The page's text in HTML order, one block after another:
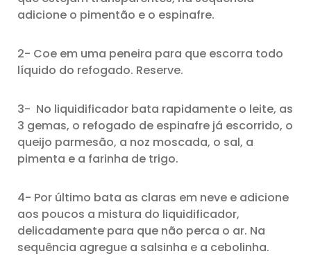
adicione o pimentão e o espinafre.
2- Coe em uma peneira para que escorra todo
líquido do refogado. Reserve.
3- No liquidificador bata rapidamente o leite, as
3 gemas, o refogado de espinafre já escorrido, o
queijo parmesão, a noz moscada, o sal, a
pimenta e a farinha de trigo.
4- Por último bata as claras em neve e adicione
aos poucos a mistura do liquidificador,
delicadamente para que não perca o ar. Na
sequência agregue a salsinha e a cebolinha.